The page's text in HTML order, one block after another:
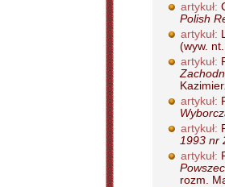
artykuł:
Polish
artykuł:
(wyw.
artykuł:
artykuł:
artykuł:
1993 nr
artykuł:
rozm.